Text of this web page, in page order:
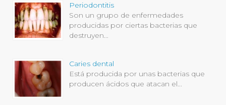
Periodontitis
Son un grupo de enfermedades
producidas por ciertas bacterias que
destruyen...
Caries dental
Está producida por unas bacterias que
producen ácidos que atacan el...